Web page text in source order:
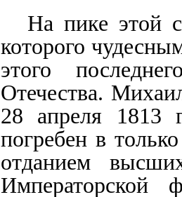
На пике этой
которого
этого
Отечества.
28 апреля 1813
погребен в
отданием
Императорской